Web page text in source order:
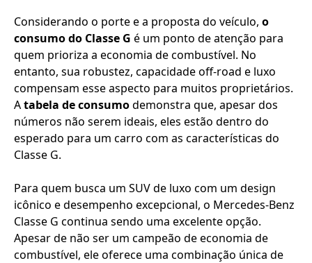
Considerando o porte e a proposta do veículo, o
consumo do Classe G é um ponto de atenção para
quem prioriza a economia de combustível. No
entanto, sua robustez, capacidade off-road e luxo
compensam esse aspecto para muitos proprietários.
Atabela de consumodemonstra que, apesar dos
números não serem ideais, eles estão dentro do
esperado para um carro com as características do
Classe G.
Para quem busca um SUV de luxo com um design
icônico e desempenho excepcional, o Mercedes-Benz
Classe G continua sendo uma excelente opção.
Apesar de não ser um campeão de economia de
combustível, ele oferece uma combinação única de